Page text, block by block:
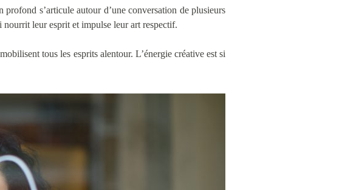
s’articule autour d’une conversation de plusieurs
nourrit leur esprit et impulse leur art respectif.
tous les esprits alentour. L’énergie créative est si